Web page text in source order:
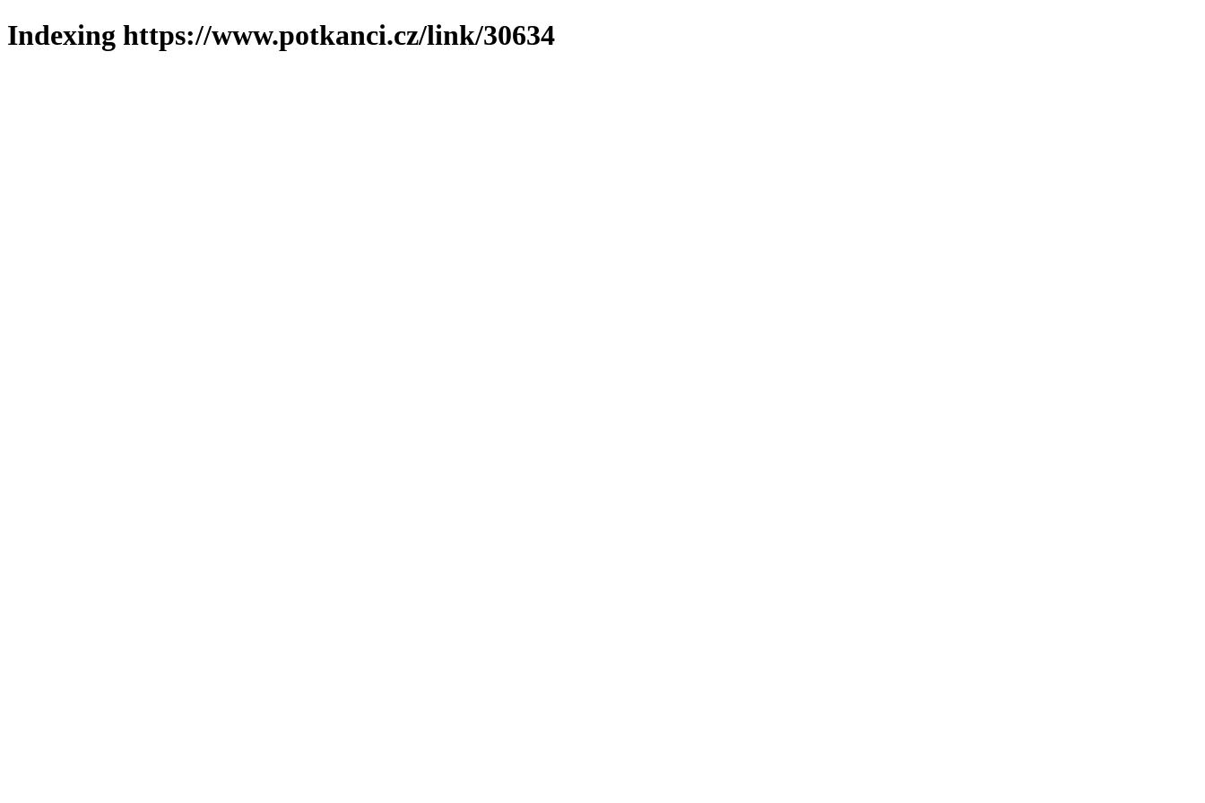
Indexing https://www.potkanci.cz/link/30634